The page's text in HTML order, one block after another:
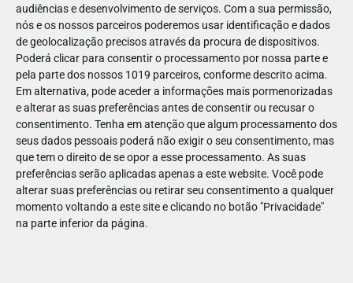
audiências e desenvolvimento de serviços. Com a sua permissão,
nós e os nossos parceiros poderemos usar identificação e dados
de geolocalização precisos através da procura de dispositivos.
Poderá clicar para consentir o processamento por nossa parte e
pela parte dos nossos 1019 parceiros, conforme descrito acima.
Em alternativa, pode aceder a informações mais pormenorizadas
e alterar as suas preferências antes de consentir ou recusar o
consentimento. Tenha em atenção que algum processamento dos
seus dados pessoais poderá não exigir o seu consentimento, mas
que tem o direito de se opor a esse processamento. As suas
preferências serão aplicadas apenas a este website. Você pode
alterar suas preferências ou retirar seu consentimento a qualquer
momento voltando a este site e clicando no botão "Privacidade"
na parte inferior da página.
que tenham prisão de ventre. Tem fibras e hidratos de
carbono que tornam o transito intestinal mais demorado e
difícil.
Refrigerantes
Além de terem zero vitaminas e nutrientes, são ricos em
açúcar e substâncias químicas que acabam por prejudicar o
bom funcionamento das bactérias no intestino. Ao mesmo
tempo, abrem espaço para a proliferação de bactérias